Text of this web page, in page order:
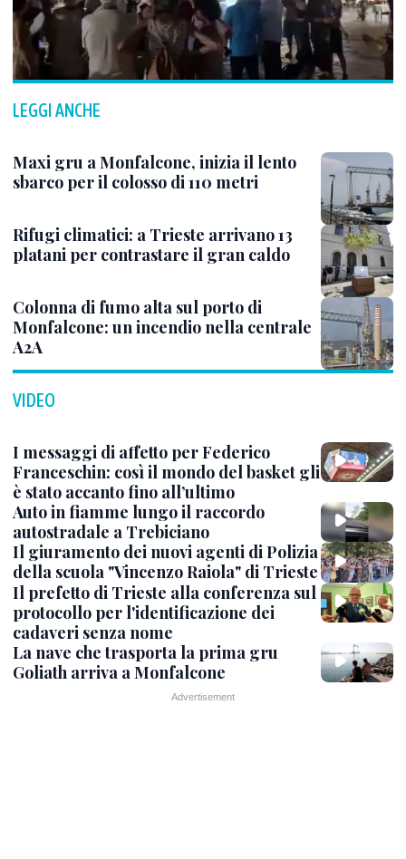
LEGGI ANCHE
Maxi gru a Monfalcone, inizia il lento
sbarco per il colosso di 110 metri
Rifugi climatici: a Trieste arrivano 13
platani per contrastare il gran caldo
Colonna di fumo alta sul porto di
Monfalcone: un incendio nella centrale
A2A
VIDEO
I messaggi di affetto per Federico
Franceschin: così il mondo del basket gli
è stato accanto fino all’ultimo
Auto in fiamme lungo il raccordo
autostradale a Trebiciano
Il giuramento dei nuovi agenti di Polizia
della scuola "Vincenzo Raiola" di Trieste
Il prefetto di Trieste alla conferenza sul
protocollo per l'identificazione dei
cadaveri senza nome
La nave che trasporta la prima gru
Goliath arriva a Monfalcone